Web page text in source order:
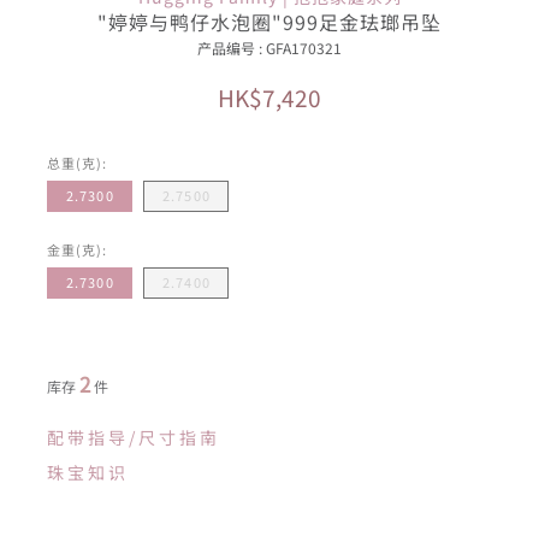
"婷婷与鸭仔水泡圈"999足金珐瑯吊坠
产品编号 : GFA170321
HK$7,420
总重(克):
2.7300
2.7500
金重(克):
2.7300
2.7400
库存 2件
配带指导/尺寸指南
珠宝知识